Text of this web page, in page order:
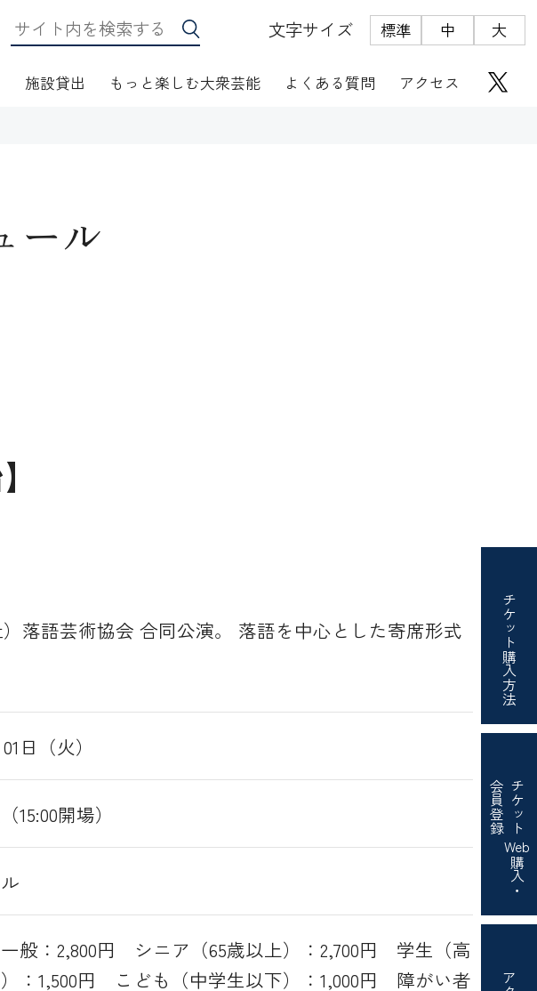
文字サイズ 標準 中 大
施設貸出 もっと楽しむ大衆芸能 よくある質問 アクセス
チケット
購入方法
チケット
Web
購入・
会員登録
ール
）落語芸術協会 合同公演。 落語を中心とした寄席形式
日（火）
15:00開場）
般：2,800円 シニア（65歳以上）：2,700円 学生（高
：1,500円 こども（中学生以下）：1,000円 障がい者